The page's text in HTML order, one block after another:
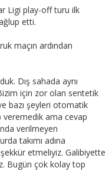
Ligi play-off turu ilk
etti.
maçın ardından
Dış sahada aynı
için zor olan sentetik
bazı şeyleri otomatik
veremedik ama cevap
verilmeyen
takımı adına
etmeliyiz. Galibiyette
Bugün çok kolay top